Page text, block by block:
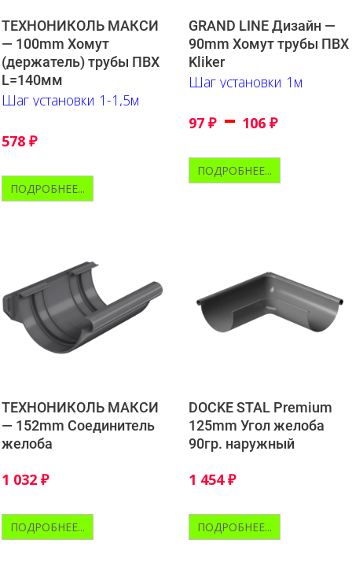
ТЕХНОНИКОЛЬ МАКСИ
— 100mm Хомут
(держатель) трубы ПВХ
L=140мм
Шаг установки 1-1,5м
578 ₽
ПОДРОБНЕЕ...
GRAND LINE Дизайн —
90mm Хомут трубы ПВХ
Kliker
Шаг установки 1м
97 ₽ – 106 ₽
ПОДРОБНЕЕ...
ТЕХНОНИКОЛЬ МАКСИ
— 152mm Соединитель
желоба
1 032 ₽
ПОДРОБНЕЕ...
DOCKE STAL Premium
125mm Угол желоба
90гр. наружный
1 454₽
ПОДРОБНЕЕ...